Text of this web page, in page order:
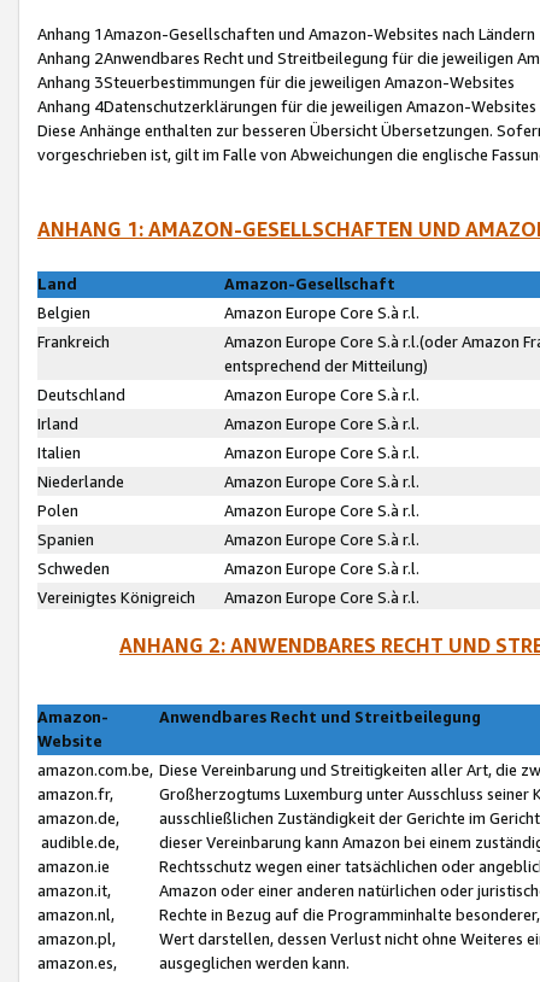
Anhang 1Amazon-Gesellschaften und Amazon-Websites nach Ländern
Anhang 2Anwendbares Recht und Streitbeilegung für die jeweiligen
Anhang 3Steuerbestimmungen für die jeweiligen Amazon-Websites
Anhang 4Datenschutzerklärungen für die jeweiligen Amazon-Websites
Diese Anhänge enthalten zur besseren Übersicht Übersetzungen.
vorgeschrieben ist, gilt im Falle von Abweichungen die englische
ANHANG 1: AMAZON-GESELLSCHAFTEN UND
Land
Amazon-Gesellschaft
Belgien
Amazon Europe Core S.à r.l.
Frankreich
Amazon Europe Core S.à r.l.(oder Amazon
entsprechend der Mitteilung)
Deutschland
Amazon Europe Core S.à r.l.
Irland
Amazon Europe Core S.à r.l.
Italien
Amazon Europe Core S.à r.l.
Niederlande
Amazon Europe Core S.à r.l.
Polen
Amazon Europe Core S.à r.l.
Spanien
Amazon Europe Core S.à r.l.
Schweden
Amazon Europe Core S.à r.l.
Vereinigtes Königreich
Amazon Europe Core S.à r.l.
ANHANG 2: ANWENDBARES RECHT UND
Amazon-
Website
Anwendbares Recht und Streitbeilegung
amazon.com.be,
amazon.fr,
amazon.de,
audible.de,
amazon.ie
amazon.it,
amazon.nl,
amazon.pl,
amazon.es,
Diese Vereinbarung und Streitigkeiten aller Art, die
Großherzogtums Luxemburg unter Ausschluss
ausschließlichen Zuständigkeit der Gerichte im
dieser Vereinbarung kann Amazon bei einem
Rechtsschutz wegen einer tatsächlichen oder
Amazon oder einer anderen natürlichen oder
Rechte in Bezug auf die Programminhalte
Wert darstellen, dessen Verlust nicht ohne Weiteres
ausgeglichen werden kann.